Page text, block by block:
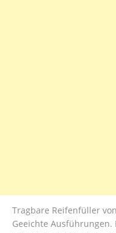
Tragbare Reifenfüller
Geeichte